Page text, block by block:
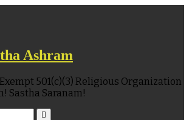
Ashram
501(c)(3) Religious Organization
Sastha Saranam!